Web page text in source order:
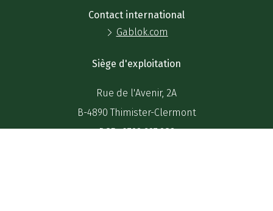
Contact international
Gablok.com
Siège d'exploitation
Rue de l'Avenir, 2A
B-4890 Thimister-Clermont
BCE : 0792.627.283